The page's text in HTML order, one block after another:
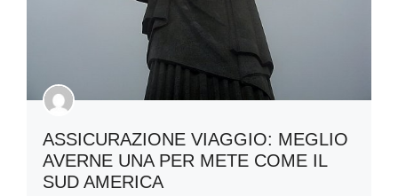
ASSICURAZIONE VIAGGIO: MEGLIO
AVERNE UNA PER METE COME IL
SUD AMERICA